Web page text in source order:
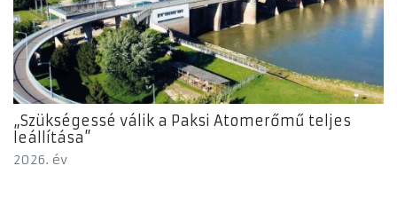
„Szükségessé válik a Paksi Atomerőmű teljes
leállítása”
2026. év